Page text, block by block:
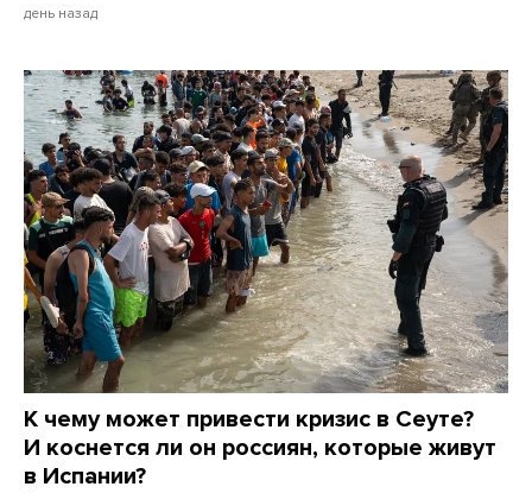
день назад
К чему может привести кризис в Сеуте?
И коснется ли он россиян, которые живут
в Испании?